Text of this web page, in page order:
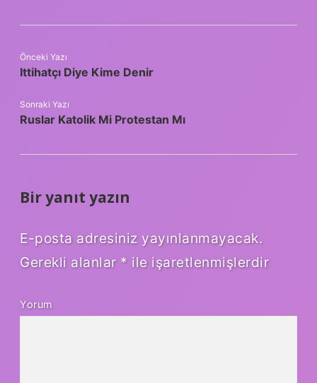
Önceki Yazı
Ittihatçı Diye Kime Denir
Sonraki Yazı
Ruslar Katolik Mi Protestan Mı
Bir yanıt yazın
E-posta adresiniz yayınlanmayacak.
Gerekli alanlar * ile işaretlenmişlerdir
Yorum